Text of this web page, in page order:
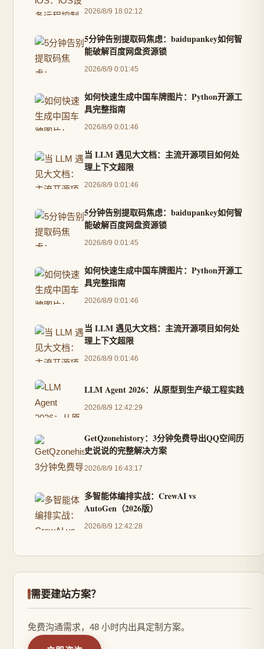
2026/8/9 18:02:12
5分钟告别提取码焦虑：baidupankey如何智
能破解百度网盘资源锁
2026/8/9 0:01:45
如何快速生成中国车牌图片：Python开源工
具完整指南
2026/8/9 0:01:46
当 LLM 遇见大文档：主流开源项目如何处
理上下文超限
2026/8/9 0:01:46
5分钟告别提取码焦虑：baidupankey如何智
能破解百度网盘资源锁
2026/8/9 0:01:45
如何快速生成中国车牌图片：Python开源工
具完整指南
2026/8/9 0:01:46
当 LLM 遇见大文档：主流开源项目如何处
理上下文超限
2026/8/9 0:01:46
LLM Agent 2026：从原型到生产级工程实践
2026/8/9 12:42:29
GetQzonehistory：3分钟免费导出QQ空间历
史说说的完整解决方案
2026/8/9 16:43:17
多智能体编排实战：CrewAI vs
AutoGen（2026版）
2026/8/9 12:42:28
需要建站方案？
免费沟通需求，48 小时内出具定制方案。